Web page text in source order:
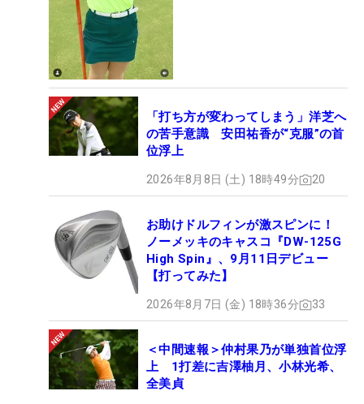
「打ち方が変わってしまう」洋芝へ
の苦手意識 安田祐香が“克服”の首
位浮上
2026年8月8日 (土) 18時49分 20
お助けドルフィンが激スピンに！
ノーメッキのキャスコ『DW-125G
High Spin』、9月11日デビュー
【打ってみた】
2026年8月7日 (金) 18時36分 33
＜中間速報＞仲村果乃が単独首位浮
上 1打差に吉澤柚月、小林光希、
全美貞